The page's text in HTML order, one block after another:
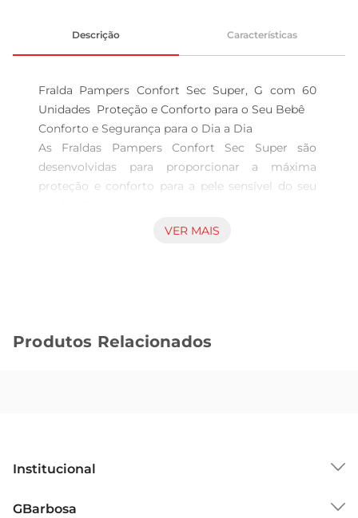
Descrição Características
Fralda Pampers Confort Sec Super, G com 60
Unidades  Proteção e Conforto para o Seu Bebê
Conforto e Segurança para o Dia a Dia
As Fraldas Pampers Confort Sec Super são
desenvolvidas para proporcionar a máxima
proteção e conforto para a pele sensível do seu
perfeitamente ao corpo, essas fraldas garantem
Tecnologia de Absorção Avançada
canais de absorção que distribuem a umidade de
permaneça seca e confortável.
VER MAIS
Produtos Relacionados
Institucional
GBarbosa